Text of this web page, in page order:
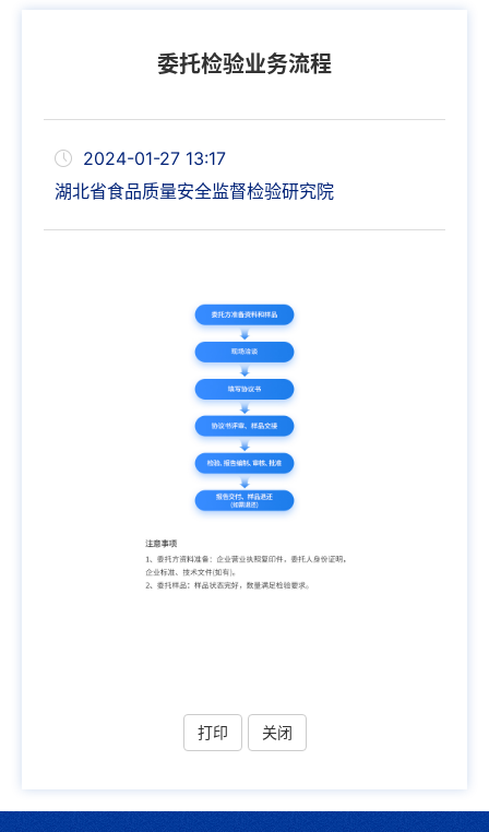
委托检验业务流程
2024-01-27 13:17
湖北省食品质量安全监督检验研究院
打印 关闭